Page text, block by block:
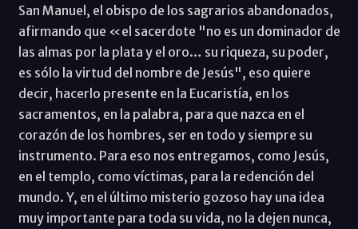
San Manuel, el obispo de los sagrarios abandonados,
afirmando que «el sacerdote "no es un dominador de
las almas por la plata y el oro… su riqueza, su poder,
es sólo la virtud del nombre de Jesús", eso quiere
decir, hacerlo presente en la Eucaristía, en los
sacramentos, en la palabra, para que nazca en el
corazón de los hombres, ser en todo y siempre su
instrumento. Para eso nos entregamos, como Jesús,
en el templo, como víctimas, para la redención del
mundo. Y, en el último misterio gozoso hay una idea
muy importante para toda su vida, no la dejen nunca,